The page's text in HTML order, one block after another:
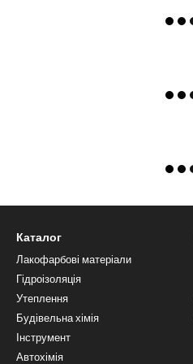
Каталог
Лакофарбові матеріали
Гідроізоляція
Утеплення
Будівельна хімія
Інструмент
Автохімія